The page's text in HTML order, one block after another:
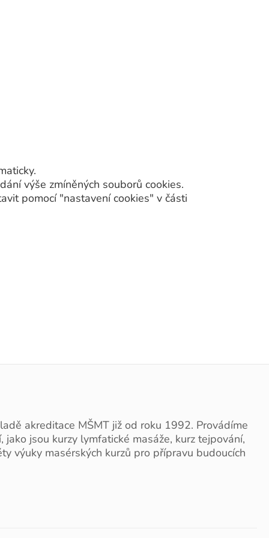
výše zmíněných souborů cookies.
pomocí "nastavení cookies" v části
akreditace MŠMT již od roku 1992. Provádíme
jsou kurzy lymfatické masáže, kurz tejpování,
výuky masérských kurzů pro přípravu budoucích